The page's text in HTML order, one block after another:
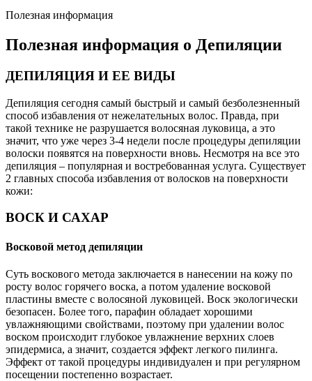
Полезная информация
Полезная информация о Депиляции
ДЕПИЛЯЦИЯ И ЕЕ ВИДЫ
Депиляция сегодня самый быстрый и самый безболезненный
способ избавления от нежелательных волос. Правда, при
такой технике не разрушается волосяная луковица, а это
значит, что уже через 3-4 недели после процедуры депиляции
волоски появятся на поверхности вновь. Несмотря на все это
депиляция – популярная и востребованная услуга. Существует
2 главных способа избавления от волосков на поверхности
кожи:
ВОСК И САХАР
Восковой метод депиляции
Суть воскового метода заключается в нанесении на кожу по
росту волос горячего воска, а потом удаление восковой
пластины вместе с волосяной луковицей. Воск экологически
безопасен. Более того, парафин обладает хорошими
увлажняющими свойствами, поэтому при удалении волос
воском происходит глубокое увлажнение верхних слоев
эпидермиса, а значит, создается эффект легкого пилинга.
Эффект от такой процедуры индивидуален и при регулярном
посещении постепенно возрастает.